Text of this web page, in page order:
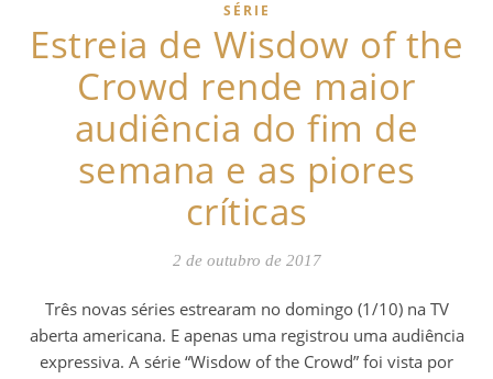
SÉRIE
Estreia de Wisdow of the
Crowd rende maior
audiência do fim de
semana e as piores
críticas
2 de outubro de 2017
Três novas séries estrearam no domingo (1/10) na TV
aberta americana. E apenas uma registrou uma audiência
expressiva. A série “Wisdow of the Crowd” foi vista por